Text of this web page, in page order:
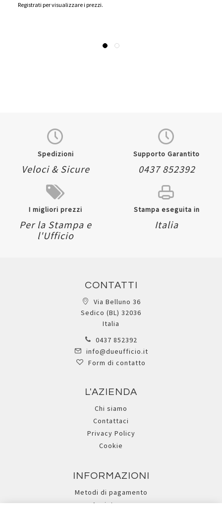
Registrati per visualizzare i prezzi.
Spedizioni
Veloci & Sicure
Supporto Garantito
0437 852392
I migliori prezzi
Per la Stampa e
l'Ufficio
Stampa eseguita in
Italia
CONTATTI
Via Belluno 36
Sedico (BL) 32036
Italia
0437 852392
info@dueufficio.it
Form di contatto
L'AZIENDA
Chi siamo
Contattaci
Privacy Policy
Cookie
INFORMAZIONI
Metodi di pagamento
Assistenza